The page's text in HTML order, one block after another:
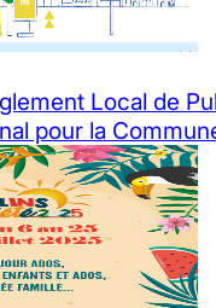
Local de
pour la